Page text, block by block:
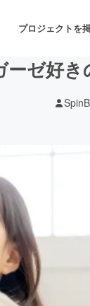
プロジェクトを
楽
ーム・サービス開発
書籍・雑誌出版
ャレンジ
ゼ好